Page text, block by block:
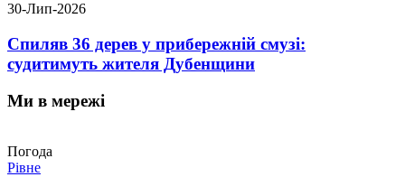
30-Лип-2026
Спиляв 36 дерев у прибережній смузі:
судитимуть жителя Дубенщини
Ми в мережі
Погода
Рівне